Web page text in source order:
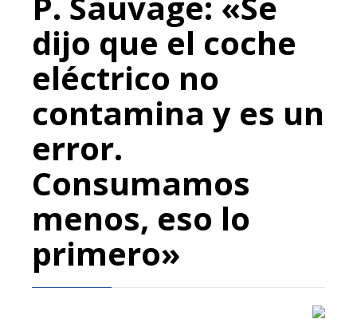
dijo que el coche
eléctrico no
contamina y es un
error.
Consumamos
menos, eso lo
primero»